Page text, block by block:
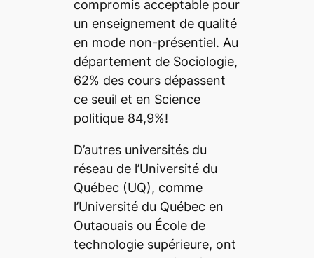
compromis acceptable pour
un enseignement de qualité
en mode non-présentiel. Au
département de Sociologie,
62% des cours dépassent
ce seuil et en Science
politique 84,9%!
D’autres universités du
réseau de l’Université du
Québec (UQ), comme
l’Université du Québec en
Outaouais ou École de
technologie supérieure, ont